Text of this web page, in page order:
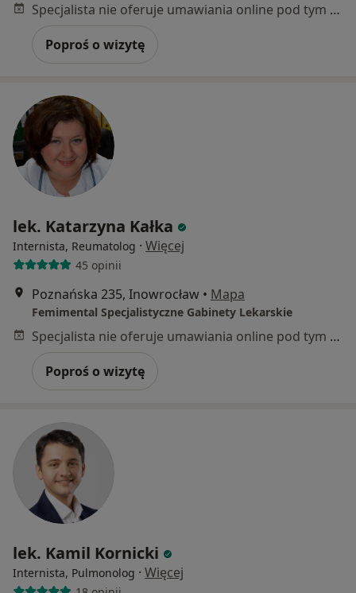
Specjalista nie oferuje umawiania online pod tym adresem.
Poproś o wizytę
lek. Katarzyna Kałka
Internista, Reumatolog · Więcej
45 opinii
Poznańska 235, Inowrocław • Mapa
Femimental Specjalistyczne Gabinety Lekarskie
Specjalista nie oferuje umawiania online pod tym adresem.
Poproś o wizytę
lek. Kamil Kornicki
Internista, Pulmonolog · Więcej